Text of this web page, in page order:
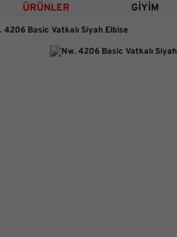
ÜRÜNLER
GIYIM
4206 Basic Vatkalı Siyah Elbise